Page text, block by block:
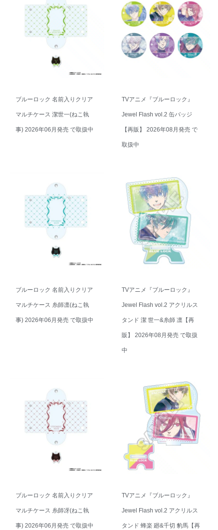
ブルーロック 名前入りクリア
マルチケース 潔世一(ねこ執
事) 2026年06月発売 で取扱中
TVアニメ『ブルーロック』
Jewel Flash vol.2 缶バッジ
【再販】 2026年08月発売 で
取扱中
ブルーロック 名前入りクリア
マルチケース 糸師凛(ねこ執
事) 2026年06月発売 で取扱中
TVアニメ『ブルーロック』
Jewel Flash vol.2 アクリルス
タンド 潔 世一&糸師 凛【再
販】 2026年08月発売 で取扱
中
ブルーロック 名前入りクリア
マルチケース 糸師冴(ねこ執
事) 2026年06月発売 で取扱中
TVアニメ『ブルーロック』
Jewel Flash vol.2 アクリルス
タンド 蜂楽 廻&千切 豹馬【再